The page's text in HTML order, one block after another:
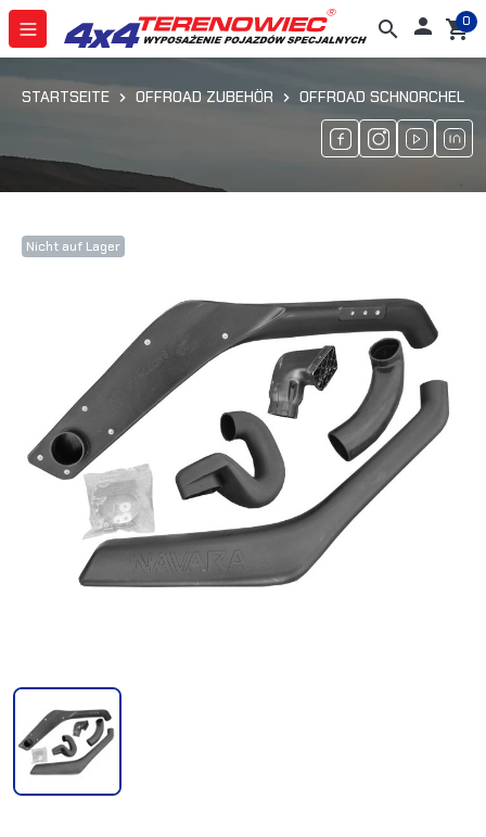
search  shopping_cart
0
STARTSEITE OFFROAD ZUBEHÖR OFFROAD SCHNORCHEL
Nicht auf Lager